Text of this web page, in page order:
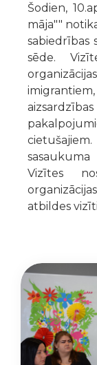
Šodien,
māja""
sabiedrības
sēde.
Vizītes
atbildes